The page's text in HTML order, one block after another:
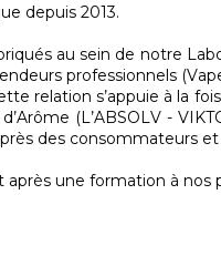
depuis 2013.
au sein de notre
professionnels
relation s’appuie à la
(L’ABSOLV -
des consommateurs
une formation à nos